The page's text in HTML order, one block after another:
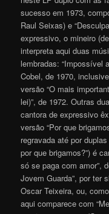
sucesso em 1973,
Raul Seixas) e
expressivo, o mineiro
interpreta aqui duas
lembradas: “Impossível
Cobel, de 1970,
versão “O mais
lei)”, de 1972. Outras
cantora de expressivo
versão “Por que
regravada até por
por que brigamos?”) é
só se paga com amor”,
Jovem Guarda”, por ter
Oscar Teixeira, ou,
aqui comparece com